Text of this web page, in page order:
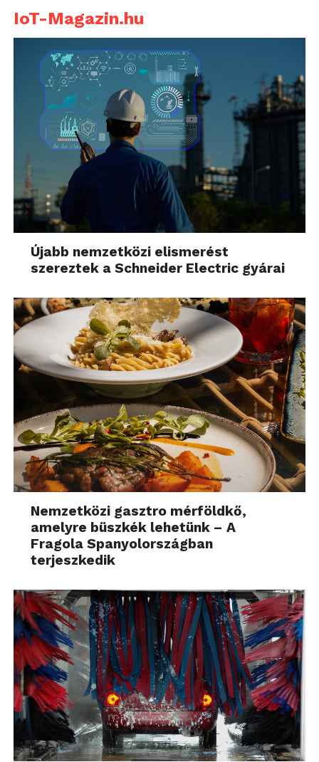
IoT-Magazin.hu
Újabb nemzetközi elismerést
szereztek a Schneider Electric gyárai
Nemzetközi gasztro mérföldkő,
amelyre büszkék lehetünk – A
Fragola Spanyolországban
terjeszkedik